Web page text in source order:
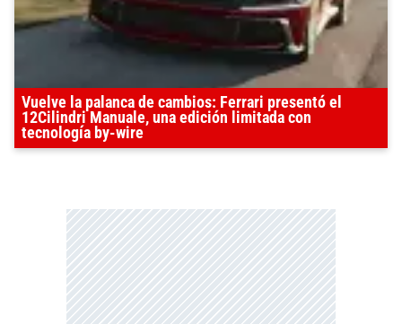
Vuelve la palanca de cambios: Ferrari presentó el
12Cilindri Manuale, una edición limitada con
tecnología by-wire